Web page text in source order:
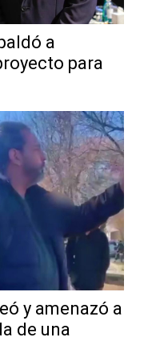
a
para
y amenazó a
de una